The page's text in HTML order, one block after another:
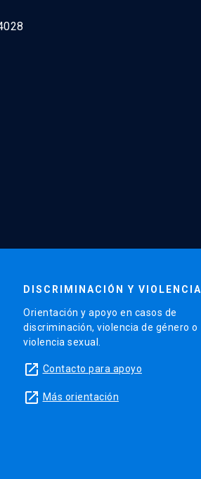
DISCRIMINACIÓN Y VIOLENCIA
Orientación y apoyo en casos de
discriminación, violencia de género o
violencia sexual.
launch Contacto para apoyo
launch Más orientación